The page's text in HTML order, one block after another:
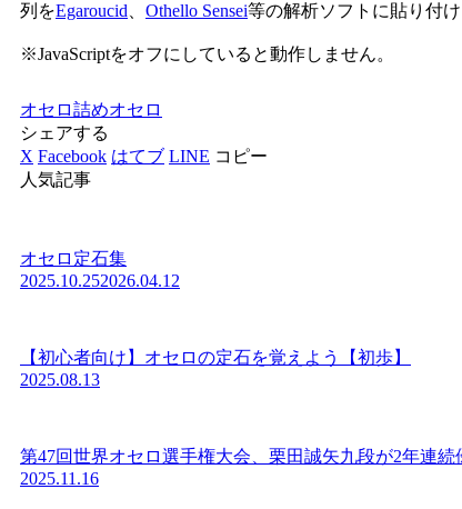
列をEgaroucid Othello Sensei等の解析ソフトに貼り付け
※JavaScriptをオフにしていると動作しません。
オセロ詰めオセロ
シェアする
X Facebook はてブ LINE コピー
人気記事
オセロ定石集
2025.10.252026.04.12
【初心者向け】オセロの定石を覚えよう【初歩】
2025.08.13
第47回世界オセロ選手権大会、栗田誠矢九段が2年連続
2025.11.16